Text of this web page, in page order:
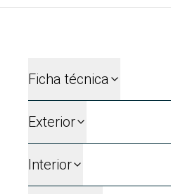
Ficha técnica
Exterior
Interior